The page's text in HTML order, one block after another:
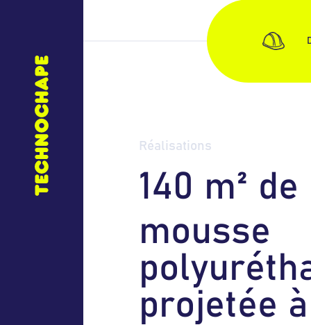
Réalisations
1 40 m² d e
mousse
polyurét h
projetée à